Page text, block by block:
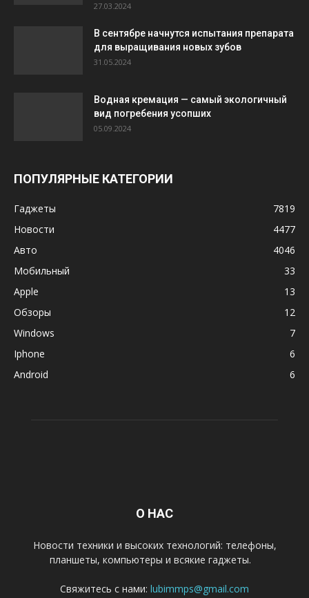
27.03.2024
В сентябре начнутся испытания препарата
для выращивания новых зубов
31.05.2024
Водная кремация — самый экологичный
вид погребения усопших
05.09.2024
ПОПУЛЯРНЫЕ КАТЕГОРИИ
Гаджеты
7819
Новости
4477
Авто
4046
Мобильный
33
Apple
13
Обзоры
12
Windows
7
Iphone
6
Android
6
О НАС
Новости техники и высоких технологий: телефоны,
планшеты, компьютеры и всякие гаджеты.
Свяжитесь с нами: lubimmps@gmail.com